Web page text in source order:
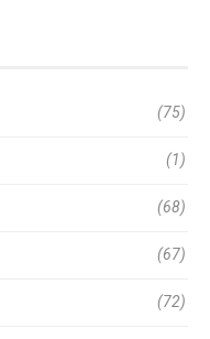
(75)
(1)
(68)
(67)
(72)